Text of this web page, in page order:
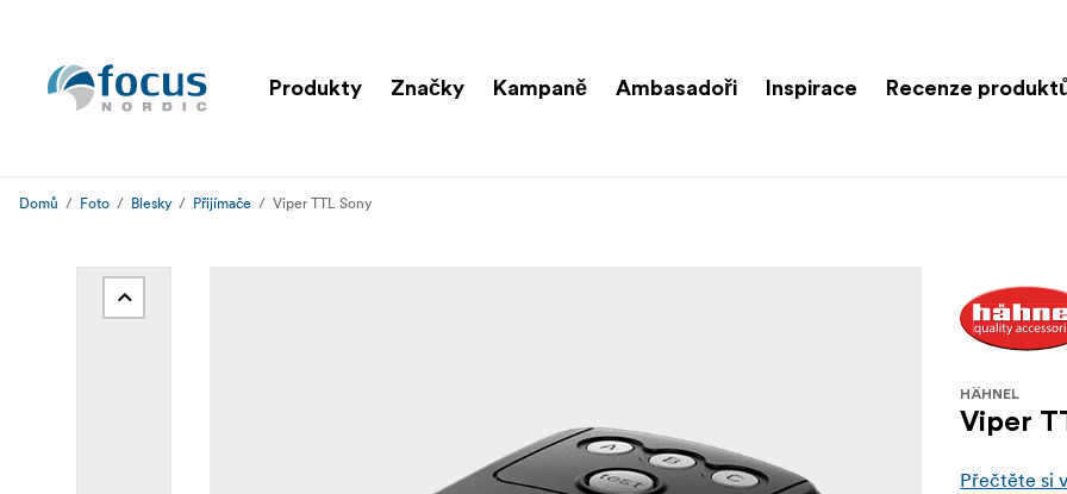
Produkty Značky Kampaně Ambasadoři Inspirace Recenze
Domů Foto Blesky Přijímače Viper TTL Sony
HÄHNEL
Viper
Přečtěte si